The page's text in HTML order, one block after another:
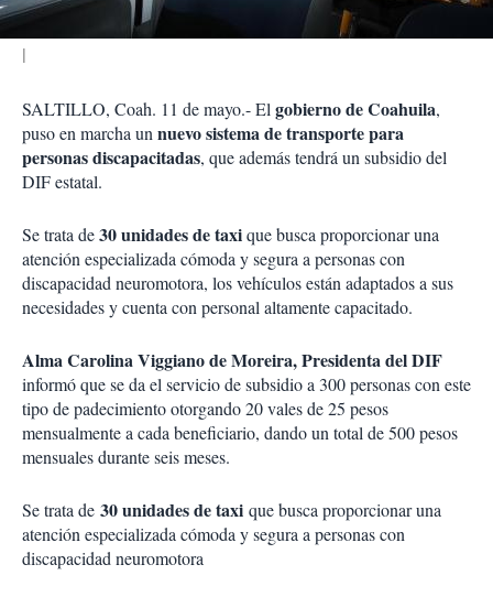
SALTILLO, Coah. 11 de mayo.- El gobierno de Coahuila,
puso en marcha un nuevo sistema de transporte para
personas discapacitadas, que además tendrá un subsidio del
DIF estatal.
Se trata de30 unidades de taxique busca proporcionar una
atención especializada cómoda y segura a personas con
discapacidad neuromotora, los vehículos están adaptados a sus
necesidades y cuenta con personal altamente capacitado.
Alma Carolina Viggiano de Moreira, Presidenta del DIF
informó que se da el servicio de subsidio a 300 personas con este
tipo de padecimiento otorgando 20 vales de 25 pesos
mensualmente a cada beneficiario, dando un total de 500 pesos
mensuales durante seis meses.
Se trata de 30 unidades de taxi que busca proporcionar una
atención especializada cómoda y segura a personas con
discapacidad neuromotora